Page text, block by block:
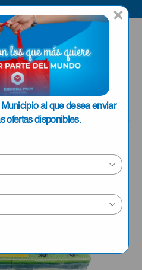
×
al que desea enviar
ofertas disponibles.
ENVIAR A LA
HABANA